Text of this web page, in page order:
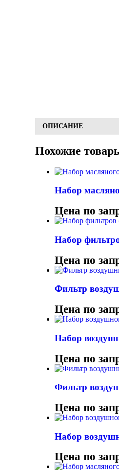
ОПИСАНИЕ
Похожие
Набор
Цена по
Набор
Цена по
Фильтр
Цена по
Набор
Цена по
Фильтр
Цена по
Набор
Цена по